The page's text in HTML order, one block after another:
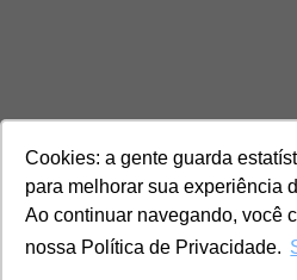
Cookies: a gente guarda
para melhorar sua experiência
Ao continuar navegando, você
nossa Política de Privacidade.